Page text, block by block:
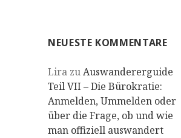
NEUESTE KOMMENTARE
Lira zuAuswandererguide
Teil VII – Die Bürokratie:
Anmelden, Ummelden oder
über die Frage, ob und wie
man offiziell auswandert